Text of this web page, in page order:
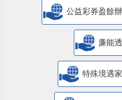
公益彩券盈餘
廉能
特殊境遇